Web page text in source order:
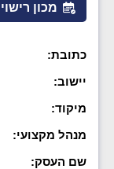
מכון רישוי
כתובת:
יישוב:
מיקוד:
מנהל מקצועי:
שם העסק: